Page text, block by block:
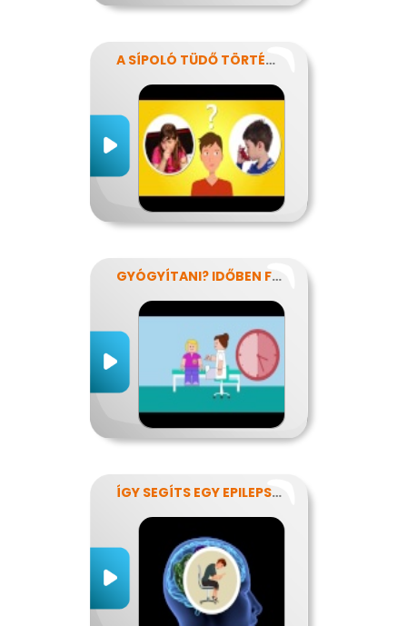
A SÍPOLÓ TÜDŐ TÖRTÉNETE
GYÓGYÍTANI? IDŐBEN FELISMERNI!
ÍGY SEGÍTS EGY EPILEPSZIÁSNAK